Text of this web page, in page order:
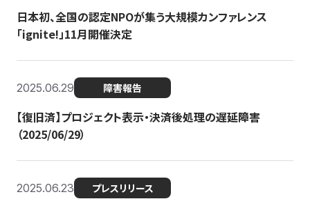
日本初、全国の認定NPOが集う大規模カンファレンス
「ignite!」11月開催決定
2025.06.29 障害報告
【復旧済】プロジェクト表示・決済後処理の遅延障害
（2025/06/29）
2025.06.23 プレスリリース